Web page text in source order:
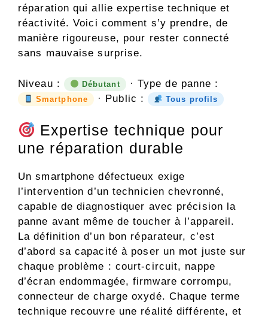
réparation qui allie expertise technique et
réactivité. Voici comment s’y prendre, de
manière rigoureuse, pour rester connecté
sans mauvaise surprise.
Niveau : Débutant · Type de panne :
Smartphone · Public : Tous profils
Expertise technique pour
une réparation durable
Un smartphone défectueux exige
l’intervention d’un technicien chevronné,
capable de diagnostiquer avec précision la
panne avant même de toucher à l’appareil.
La définition d’un bon réparateur, c’est
d’abord sa capacité à poser un mot juste sur
chaque problème : court-circuit, nappe
d’écran endommagée, firmware corrompu,
connecteur de charge oxydé. Chaque terme
technique recouvre une réalité différente, et